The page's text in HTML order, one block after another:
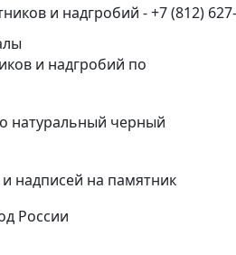
и надгробий по
натуральный черный
надписей на памятник
России